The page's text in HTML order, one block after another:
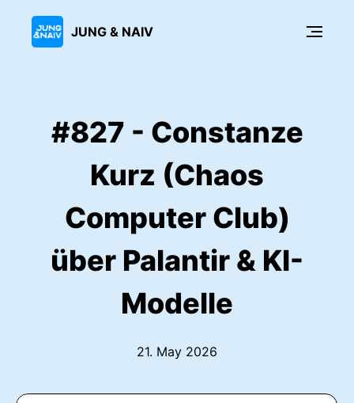
JUNG & NAIV
#827 - Constanze
Kurz (Chaos
Computer Club)
über Palantir & KI-
Modelle
21. May 2026